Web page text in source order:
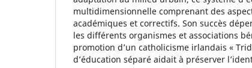
multidimensionnelle comprenant des
académiques et correctifs. Son succès
les différents organismes et associations
promotion d’un catholicisme irlandais «
d’éducation séparé aidait à préserver